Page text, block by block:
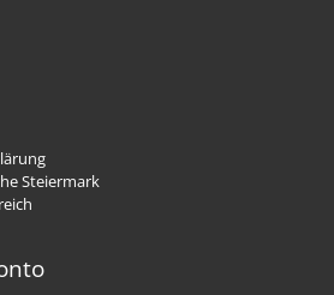
Steiermark